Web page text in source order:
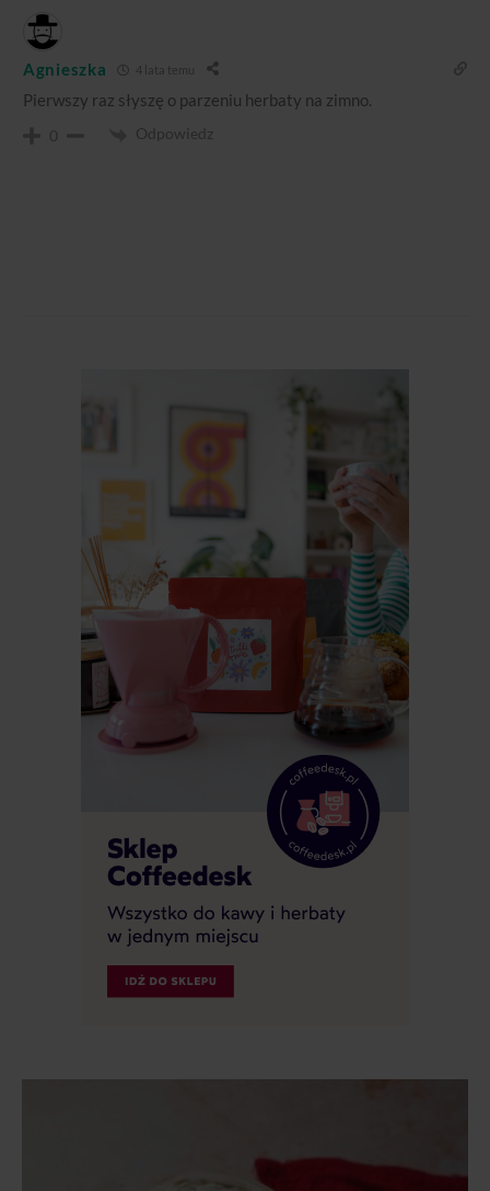
Agnieszka 4 lata temu
Pierwszy raz słyszę o parzeniu herbaty na zimno.
0 Odpowiedz